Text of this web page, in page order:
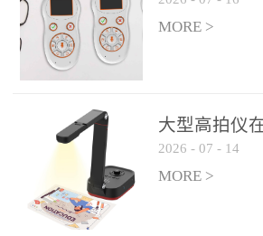
适配不同教学环节需求，
让教师专注于教学内容本
身，而非技术操作。多元
热情QVote 提供了丰富的
互动功能矩阵，满足不同
学科、不同教学目标的互
动需求：即时答题：支持
单选题、多选题、判断题
MORE >
大型高拍仪
实际应用
2026 - 07 - 14
MORE >